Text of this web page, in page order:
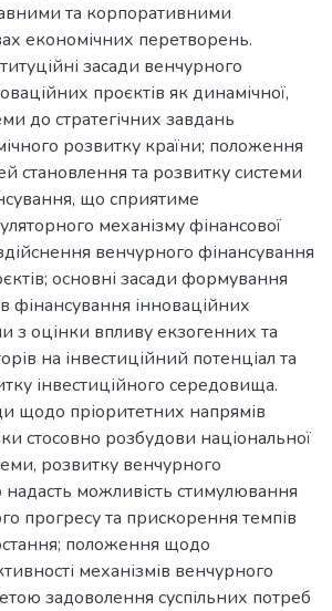
та корпоративними
економічних перетворень.
засади венчурного
проєктів як динамічної,
до стратегічних завдань
розвитку країни; положення
становлення та розвитку системи
що сприятиме
механізму фінансової
венчурного фінансування
основні засади формування
фінансування інноваційних
з оцінки впливу екзогенних та
на інвестиційний потенціал та
інвестиційного середовища.
щодо пріоритетних напрямів
стосовно розбудови національної
розвитку венчурного
можливість стимулювання
прогресу та прискорення темпів
положення щодо
механізмів венчурного
задоволення суспільних потреб